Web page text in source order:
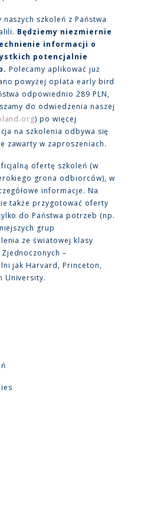
szkoleń z Państwa
Będziemy niezmiernie
informacji o
potencjalnie
Polecamy aplikować już
powyżej opłata early bird
odpowiednio 289 PLN,
do odwiedzenia naszej
) po więcej
na szkolenia odbywa się
zawarty w zaproszeniach.
ofertę szkoleń (w
grona odbiorców), w
informacje. Na
także przygotować oferty
do Państwa potrzeb (np.
grup
ze światowej klasy
–
jak Harvard, Princeton,
University.